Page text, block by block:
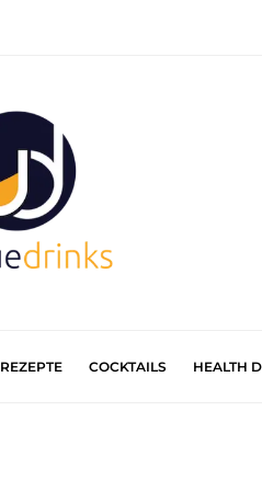
REZEPTE COCKTAILS HEALTH